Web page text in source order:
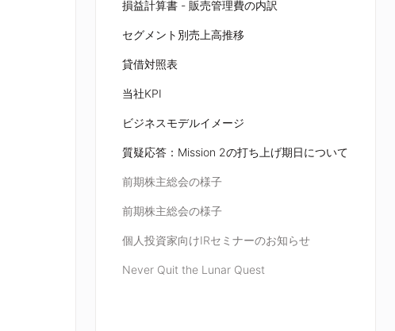
損益計算書 - 販売管理費の内訳
セグメント別売上高推移
貸借対照表
当社KPI
ビジネスモデルイメージ
質疑応答：Mission 2の打ち上げ期日について
前期株主総会の様子
前期株主総会の様子
個人投資家向けIRセミナーのお知らせ
Never Quit the Lunar Quest